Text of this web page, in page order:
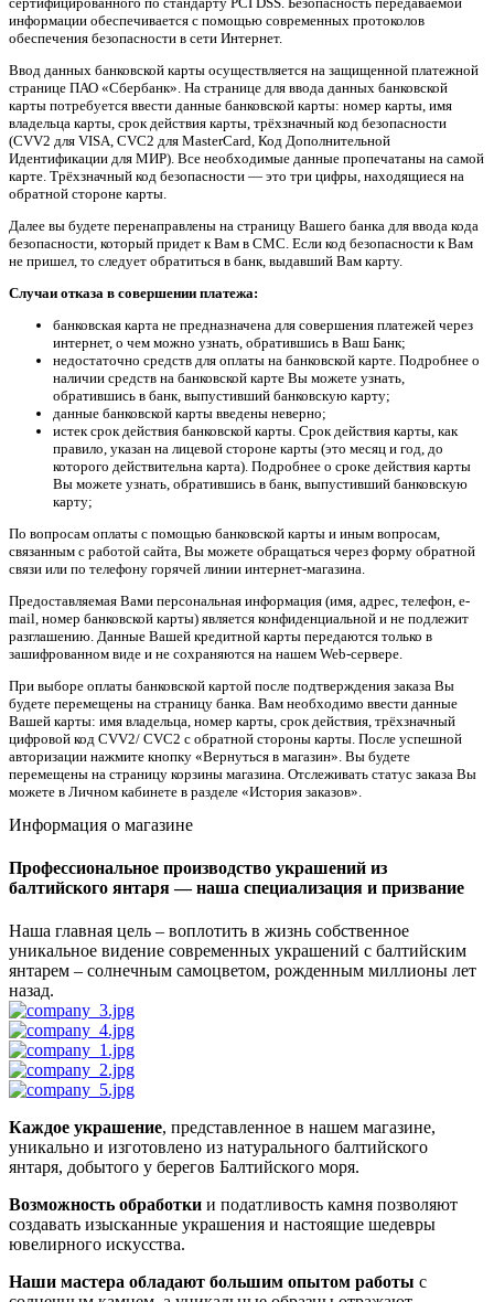
информации обеспечивается с помощью современных протоколов
обеспечения безопасности в сети Интернет.
Ввод данных банковской карты осуществляется на защищенной платежной
странице ПАО «Сбербанк». На странице для ввода данных банковской
карты потребуется ввести данные банковской карты: номер карты, имя
владельца карты, срок действия карты, трёхзначный код безопасности
(CVV2 для VISA, CVC2 для MasterCard, Код Дополнительной
Идентификации для МИР). Все необходимые данные пропечатаны на самой
карте. Трёхзначный код безопасности — это три цифры, находящиеся на
обратной стороне карты.
Далее вы будете перенаправлены на страницу Вашего банка для ввода кода
безопасности, который придет к Вам в СМС. Если код безопасности к Вам
не пришел, то следует обратиться в банк, выдавший Вам карту.
Случаи отказа в совершении платежа:
банковская карта не предназначена для совершения платежей через
интернет, о чем можно узнать, обратившись в Ваш Банк;
недостаточно средств для оплаты на банковской карте. Подробнее о
наличии средств на банковской карте Вы можете узнать,
обратившись в банк, выпустивший банковскую карту;
данные банковской карты введены неверно;
истек срок действия банковской карты. Срок действия карты, как
правило, указан на лицевой стороне карты (это месяц и год, до
которого действительна карта). Подробнее о сроке действия карты
Вы можете узнать, обратившись в банк, выпустивший банковскую
карту;
По вопросам оплаты с помощью банковской карты и иным вопросам,
связанным с работой сайта, Вы можете обращаться через форму обратной
связи или по телефону горячей линии интернет-магазина.
Предоставляемая Вами персональная информация (имя, адрес, телефон, e-
mail, номер банковской карты) является конфиденциальной и не подлежит
разглашению. Данные Вашей кредитной карты передаются только в
зашифрованном виде и не сохраняются на нашем Web-сервере.
При выборе оплаты банковской картой после подтверждения заказа Вы
будете перемещены на страницу банка. Вам необходимо ввести данные
Вашей карты: имя владельца, номер карты, срок действия, трёхзначный
цифровой код CVV2/ CVC2 с обратной стороны карты. После успешной
авторизации нажмите кнопку «Вернуться в магазин». Вы будете
перемещены на страницу корзины магазина. Отслеживать статус заказа Вы
можете в Личном кабинете в разделе «История заказов».
Информация о магазине
Профессиональное производство украшений из
балтийского янтаря — наша специализация и призвание
Наша главная цель – воплотить в жизнь собственное
уникальное видение современных украшений с балтийским
янтарем – солнечным самоцветом, рожденным миллионы лет
назад.
Каждое украшение, представленное в нашем магазине,
уникально и изготовлено из натурального балтийского
янтаря, добытого у берегов Балтийского моря.
Возможность обработки и податливость камня позволяют
создавать изысканные украшения и настоящие шедевры
ювелирного искусства.
Наши мастера обладают большим опытом работы с